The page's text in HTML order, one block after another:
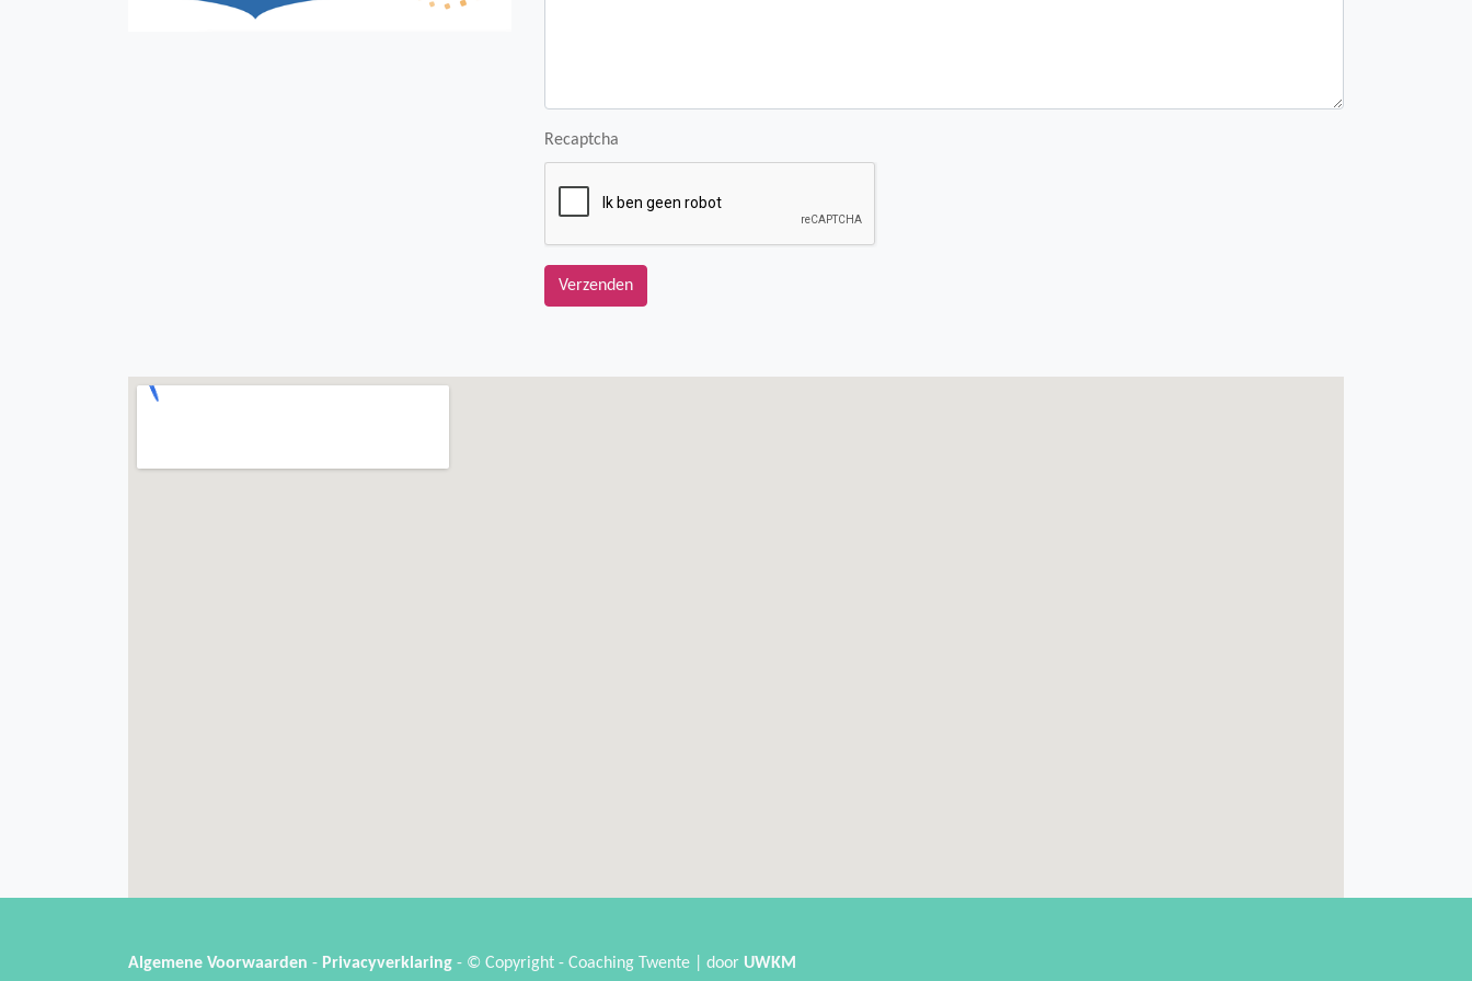
Recaptcha
Verzenden
Algemene Voorwaarden - Privacyverklaring - © Copyright - Coaching Twente | door UWKM